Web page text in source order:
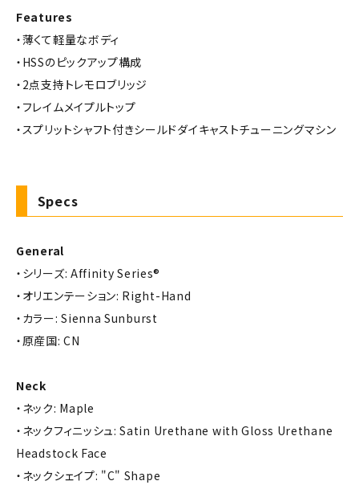
Features
・薄くて軽量なボディ
・HSSのピックアップ構成
・2点支持トレモロブリッジ
・フレイムメイプルトップ
・スプリットシャフト付きシールドダイキャストチューニングマシン
Specs
General
・シリーズ: Affinity Series®
・オリエンテーション: Right-Hand
・カラー: Sienna Sunburst
・原産国: CN
Neck
・ネック: Maple
・ネックフィニッシュ: Satin Urethane with Gloss Urethane
Headstock Face
・ネックシェイプ: "C" Shape